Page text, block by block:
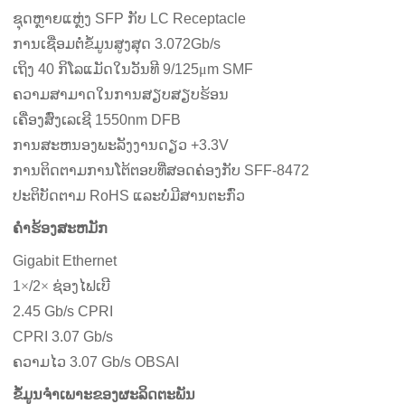
ຊຸດຫຼາຍແຫຼ່ງ SFP ກັບ LC Receptacle
ການເຊື່ອມຕໍ່ຂໍ້ມູນສູງສຸດ 3.072Gb/s
ເຖິງ 40 ກິໂລແມັດໃນວັນທີ 9/125μm SMF
ຄວາມສາມາດໃນການສຽບສຽບຮ້ອນ
ເຄື່ອງສົ່ງເລເຊີ 1550nm DFB
ການສະຫນອງພະລັງງານດຽວ +3.3V
ການຕິດຕາມການໂຕ້ຕອບທີ່ສອດຄ່ອງກັບ SFF-8472
ປະຕິບັດຕາມ RoHS ແລະບໍ່ມີສານຕະກົ່ວ
ຄໍາຮ້ອງສະຫມັກ
Gigabit Ethernet
1×/2× ຊ່ອງໄຟເບີ
2.45 Gb/s CPRI
CPRI 3.07 Gb/s
ຄວາມໄວ 3.07 Gb/s OBSAI
ຂໍ້ມູນຈໍາເພາະຂອງຜະລິດຕະພັນ